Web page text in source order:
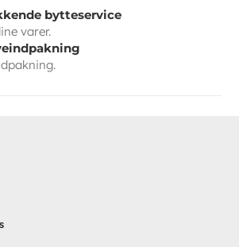
bytteservice
varer.